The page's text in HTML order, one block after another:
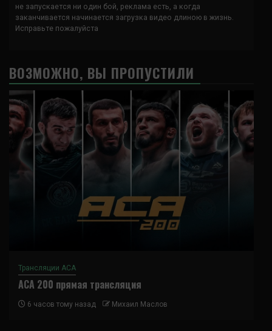
не запускается ни один бой, реклама есть, а когда
заканчивается начинается загрузка видео длиною в жизнь.
Исправьте пожалуйста
ВОЗМОЖНО, ВЫ ПРОПУСТИЛИ
Трансляции ACA
ACA 200 прямая трансляция
6 часов тому назад Михаил Маслов